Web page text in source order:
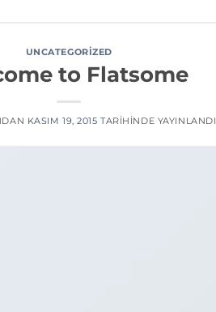
UNCATEGORIZED
to Flatsome
KASIM 19, 2015 TARIHINDE YAYINLANDI